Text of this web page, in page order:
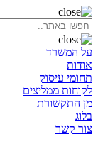
על המשרד
אודות
תחומי עיסוק
לקוחות ממליצים
מן התקשורת
בלוג
צור קשר